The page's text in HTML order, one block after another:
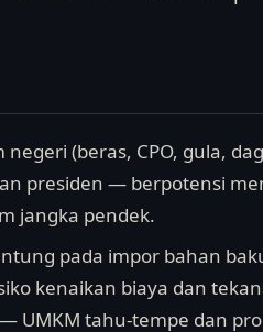
(beras, CPO, gula,
presiden — berpotensi
jangka pendek.
pada impor bahan
kenaikan biaya dan
UMKM tahu-tempe dan